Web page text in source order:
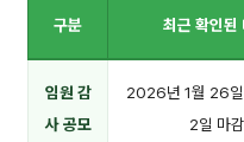
구분 최근 확인된
임원 감
사 공모
2026년 1월 26일
2일 마감